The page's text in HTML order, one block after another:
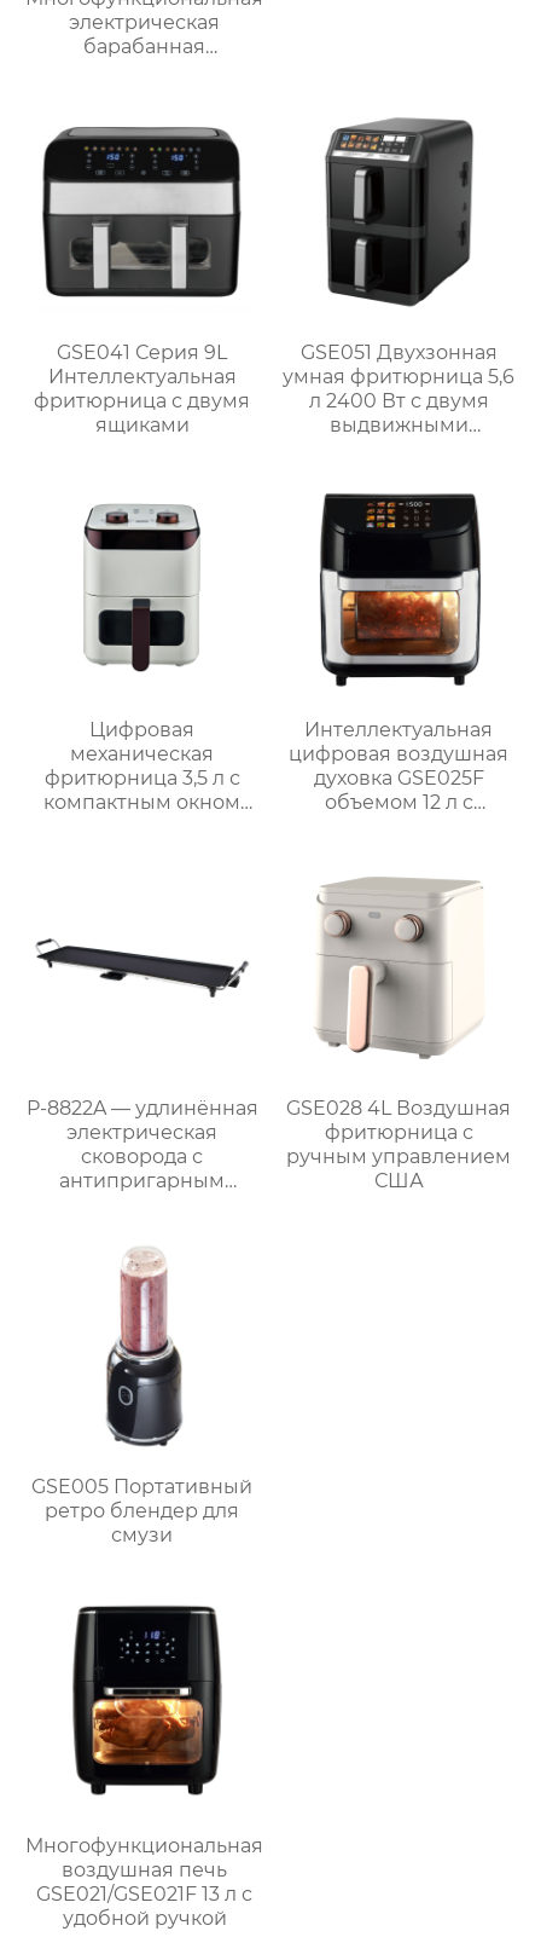
электрическая
барабанная
GSE041 Серия 9L
Интеллектуальная
фритюрница с двумя
ящиками
GSE051 Двухзонная
умная фритюрница 5,6
л 2400 Вт с двумя
выдвижными
Цифровая
механическая
фритюрница 3,5 л с
компактным окном
Интеллектуальная
цифровая воздушная
духовка GSE025F
объемом 12 л с
гриле
P-8822A — удлинённая
электрическая
сковорода с
антипригарным
съёмным поддоном
для жира
GSE028 4L Воздушная
фритюрница с
ручным управлением
США
GSE005 Портативный
ретро блендер для
смузи
Многофункциональная
воздушная печь
GSE021/GSE021F 13 л с
удобной ручкой